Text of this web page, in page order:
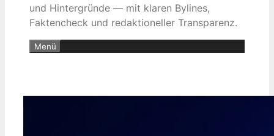
und Hintergründe — mit klaren Bylines,
Faktencheck und redaktioneller Transparenz.
Menü